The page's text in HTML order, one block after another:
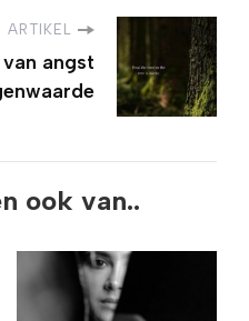
angst
ook van..